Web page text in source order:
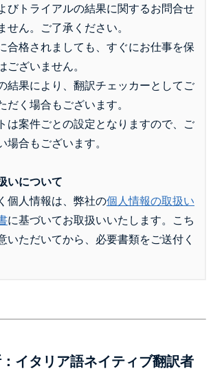
びトライアルの結果に関するお問合せ
せん。ご了承ください。
合格されましても、すぐにお仕事を保
ございません。
結果により、翻訳チェッカーとしてご
だく場合もございます。
は案件ごとの設定となりますので、ご
場合もございます。
いについて
個人情報は、弊社の個人情報の取扱い
に基づいてお取扱いいたします。こち
いただいてから、必要書類をご送付く
イタリア語ネイティブ翻訳者